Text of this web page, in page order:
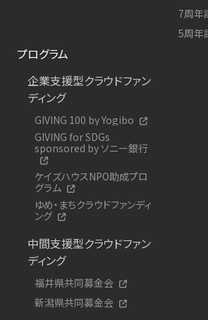
7周年
5周年
プログラム
企業支援型クラウドファン
ディング
GIVING 100 by Yogibo
GIVING for SDGs
sponsored by ソニー銀行
ケイズハウスNPO助成プロ
グラム
ゆめ・まちクラウドファンディ
ング
中間支援型クラウドファン
ディング
福井県共同募金会
新潟県共同募金会